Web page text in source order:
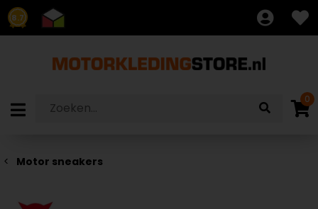
8.7
0
Motor sneakers